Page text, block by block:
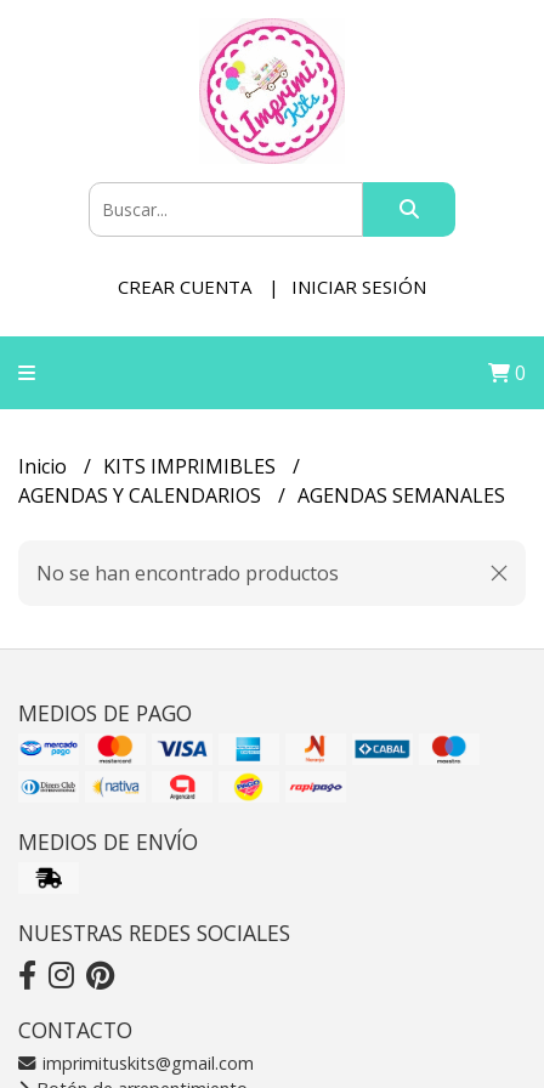
CREAR CUENTA INICIAR SESIÓN
0
Inicio
KITS IMPRIMIBLES
AGENDAS Y CALENDARIOS
AGENDAS SEMANALES
No se han encontrado productos
MEDIOS DE PAGO
MEDIOS DE ENVÍO
NUESTRAS REDES SOCIALES
CONTACTO
imprimituskits@gmail.com